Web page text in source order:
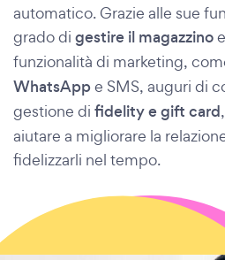
automatico. Grazie alle sue
grado di gestire il magazzino
funzionalità di marketing,
WhatsAppe SMS, auguri di
gestione di fidelity e gift card
aiutare a migliorare la
fidelizzarli nel tempo.